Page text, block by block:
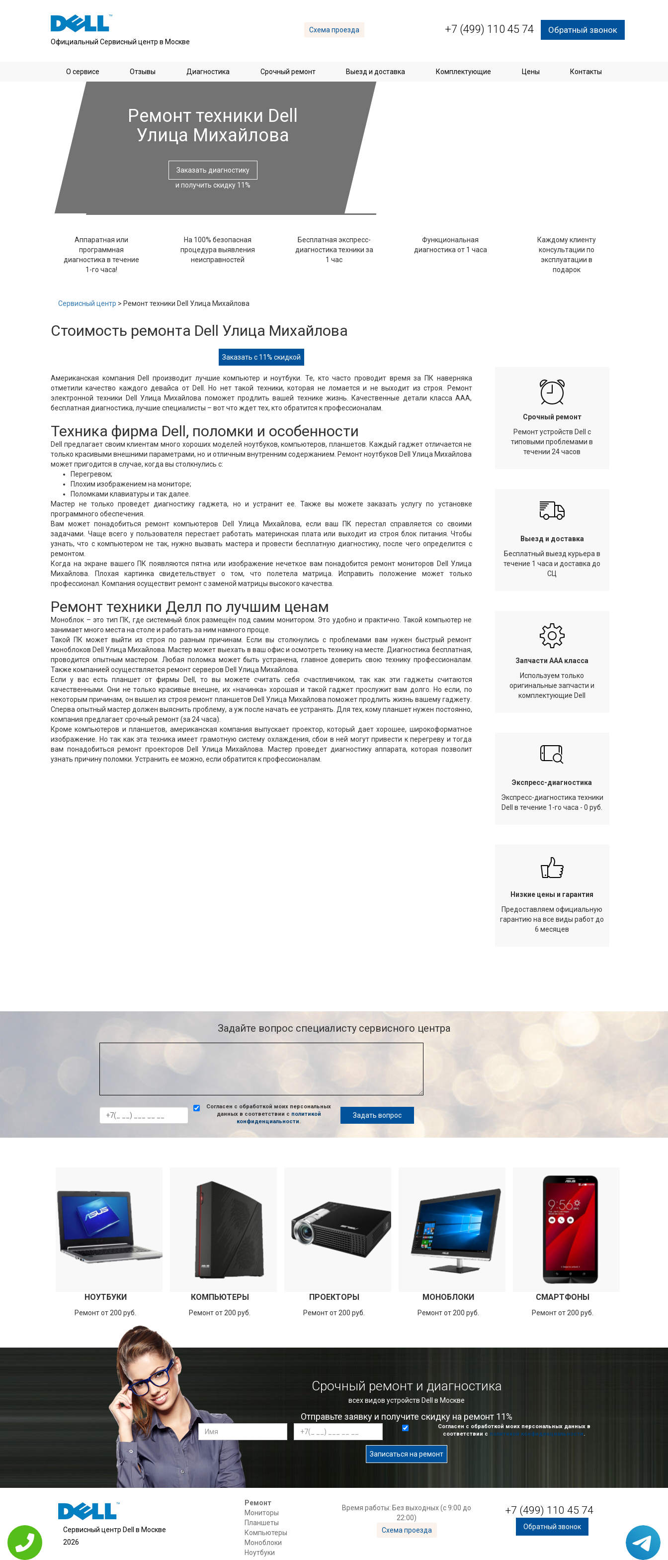
Официальный Сервисный центр в Москве
Схема проезда +7 (499) 110 45 74 Обратный звонок
О сервисе Отзывы Диагностика Срочный ремонт Выезд и доставка Комплектующие Цены Контакты
Ремонт техники Dell
Улица Михайлова
Заказать диагностику
и получить скидку 11%
Аппаратная или
программная
диагностика в течение
1-го часа!
На 100% безопасная
процедура выявления
неисправностей
Бесплатная экспресс-
диагностика техники за
1 час
Функциональная
диагностика от 1 часа
Каждому клиенту
консультации по
эксплуатации в
подарок
Сервисный центр > Ремонт техники Dell Улица Михайлова
Стоимость ремонта Dell Улица Михайлова
Заказать с 11% скидкой
Американская компания Dell производит лучшие компьютер и ноутбуки. Те, кто часто проводит время за ПК наверняка
отметили качество каждого девайса от Dell. Но нет такой техники, которая не ломается и не выходит из строя. Ремонт
электронной техники Dell Улица Михайлова поможет продлить вашей технике жизнь. Качественные детали класса ААА,
бесплатная диагностика, лучшие специалисты – вот что ждет тех, кто обратится к профессионалам.
Техника фирма Dell, поломки и особенности
Dell предлагает своим клиентам много хороших моделей ноутбуков, компьютеров, планшетов. Каждый гаджет отличается не
только красивыми внешними параметрами, но и отличным внутренним содержанием. Ремонт ноутбуков Dell Улица Михайлова
может пригодится в случае, когда вы столкнулись с:
Перегревом;
Плохим изображением на мониторе;
Поломками клавиатуры и так далее.
Мастер не только проведет диагностику гаджета, но и устранит ее. Также вы можете заказать услугу по установке
программного обеспечения.
Вам может понадобиться ремонт компьютеров Dell Улица Михайлова, если ваш ПК перестал справляется со своими
задачами. Чаще всего у пользователя перестает работать материнская плата или выходит из строя блок питания. Чтобы
узнать, что с компьютером не так, нужно вызвать мастера и провести бесплатную диагностику, после чего определится с
ремонтом.
Когда на экране вашего ПК появляются пятна или изображение нечеткое вам понадобится ремонт мониторов Dell Улица
Михайлова. Плохая картинка свидетельствует о том, что полетела матрица. Исправить положение может только
профессионал. Компания осуществит ремонт с заменой матрицы высокого качества.
Ремонт техники Делл по лучшим ценам
Моноблок – это тип ПК, где системный блок размещён под самим монитором. Это удобно и практично. Такой компьютер не
занимает много места на столе и работать за ним намного проще.
Такой ПК может выйти из строя по разным причинам. Если вы столкнулись с проблемами вам нужен быстрый ремонт
моноблоков Dell Улица Михайлова. Мастер может выехать в ваш офис и осмотреть технику на месте. Диагностика бесплатная,
проводится опытным мастером. Любая поломка может быть устранена, главное доверить свою технику профессионалам.
Также компанией осуществляется ремонт серверов Dell Улица Михайлова.
Если у вас есть планшет от фирмы Dell, то вы можете считать себя счастливчиком, так как эти гаджеты считаются
качественными. Они не только красивые внешне, их «начинка» хорошая и такой гаджет прослужит вам долго. Но если, по
некоторым причинам, он вышел из строя ремонт планшетов Dell Улица Михайлова поможет продлить жизнь вашему гаджету.
Сперва опытный мастер должен выяснить проблему, а уж после начать ее устранять. Для тех, кому планшет нужен постоянно,
компания предлагает срочный ремонт (за 24 часа).
Кроме компьютеров и планшетов, американская компания выпускает проектор, который дает хорошее, широкоформатное
изображение. Но так как эта техника имеет грамотную систему охлаждения, сбои в ней могут привести к перегреву и тогда
вам понадобиться ремонт проекторов Dell Улица Михайлова. Мастер проведет диагностику аппарата, которая позволит
узнать причину поломки. Устранить ее можно, если обратится к профессионалам.
Срочный ремонт
Ремонт устройств Dell с
типовыми проблемами в
течении 24 часов
Выезд и доставка
Бесплатный выезд курьера в
течение 1 часа и доставка до
СЦ
Запчасти AAA класса
Используем только
оригинальные запчасти и
комплектующие Dell
Экспресс-диагностика
Экспресс-диагностика техники
Dell в течение 1-го часа - 0 руб.
Низкие цены и гарантия
Предоставляем официальную
гарантию на все виды работ до
6 месяцев
Задайте вопрос специалисту сервисного центра
Согласен с обработкой моих персональных
данных в соответствии с политикой
конфиденциальности.
Задать вопрос
НОУТБУКИ
Ремонт от 200 руб.
КОМПЬЮТЕРЫ
Ремонт от 200 руб.
ПРОЕКТОРЫ
Ремонт от 200 руб.
МОНОБЛОКИ
Ремонт от 200 руб.
СМАРТФОНЫ
Ремонт от 200 руб.
Срочный ремонт и диагностика
всех видов устройств Dell в Москве
Отправьте заявку и получите скидку на ремонт 11%
Согласен с обработкой моих персональных данных в
соответствии с политикой конфиденциальности.
Записаться на ремонт
Сервисный центр Dell в Москве
2026
Ремонт
Мониторы
Планшеты
Компьютеры
Моноблоки
Ноутбуки
Время работы: Без выходных (с 9:00 до
22:00)
Схема проезда
+7 (499) 110 45 74
Обратный звонок